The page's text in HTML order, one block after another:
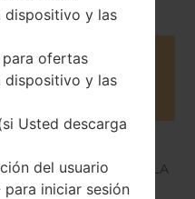
on Amazon
G4 LTE-A →LGF500LA
dispositivo y las
ofertas
dispositivo y las
Usted descarga
del usuario
para iniciar sesión